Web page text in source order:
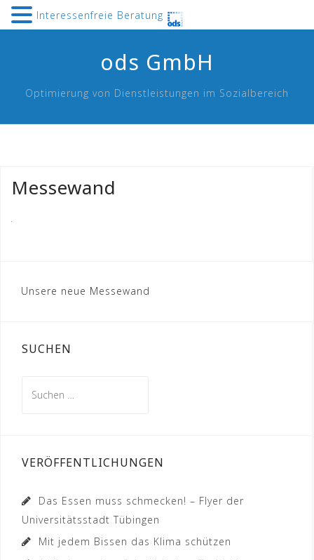
ods GmbH
Optimierung von Dienstleistungen im Sozialbereich
Messewand
Beitragsnavigation
Unsere neue Messewand
SUCHEN
nach:
VERÖFFENTLICHUNGEN
Das Essen muss schmecken! – Flyer der
Universitätsstadt Tübingen
Mit jedem Bissen das Klima schützen
Interessenfreie Beratung